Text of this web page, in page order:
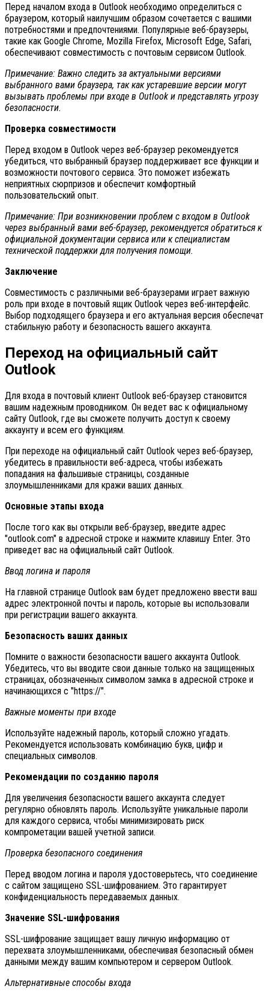
Перед началом входа в Outlook необходимо определиться с
браузером, который наилучшим образом сочетается с вашими
потребностями и предпочтениями. Популярные веб-браузеры,
такие как Google Chrome, Mozilla Firefox, Microsoft Edge, Safari,
обеспечивают совместимость с почтовым сервисом Outlook.
Примечание: Важно следить за актуальными версиями
выбранного вами браузера, так как устаревшие версии могут
вызывать проблемы при входе в Outlook и представлять угрозу
безопасности.
Проверка совместимости
Перед входом в Outlook через веб-браузер рекомендуется
убедиться, что выбранный браузер поддерживает все функции и
возможности почтового сервиса. Это поможет избежать
неприятных сюрпризов и обеспечит комфортный
пользовательский опыт.
Примечание: При возникновении проблем с входом в Outlook
через выбранный вами веб-браузер, рекомендуется обратиться к
официальной документации сервиса или к специалистам
технической поддержки для получения помощи.
Заключение
Совместимость с различными веб-браузерами играет важную
роль при входе в почтовый ящик Outlook через веб-интерфейс.
Выбор подходящего браузера и его актуальная версия обеспечат
стабильную работу и безопасность вашего аккаунта.
Переход на официальный сайт
Outlook
Для входа в почтовый клиент Outlook веб-браузер становится
вашим надежным проводником. Он ведет вас к официальному
сайту Outlook, где вы сможете получить доступ к своему
аккаунту и всем его функциям.
При переходе на официальный сайт Outlook через веб-браузер,
убедитесь в правильности веб-адреса, чтобы избежать
попадания на фальшивые страницы, созданные
злоумышленниками для кражи ваших данных.
Основные этапы входа
После того как вы открыли веб-браузер, введите адрес
"outlook.com" в адресной строке и нажмите клавишу Enter. Это
приведет вас на официальный сайт Outlook.
Ввод логина и пароля
На главной странице Outlook вам будет предложено ввести ваш
адрес электронной почты и пароль, которые вы использовали
при регистрации вашего аккаунта.
Безопасность ваших данных
Помните о важности безопасности вашего аккаунта Outlook.
Убедитесь, что вы вводите свои данные только на защищенных
страницах, обозначенных символом замка в адресной строке и
начинающихся с "https://".
Важные моменты при входе
Используйте надежный пароль, который сложно угадать.
Рекомендуется использовать комбинацию букв, цифр и
специальных символов.
Рекомендации по созданию пароля
Для увеличения безопасности вашего аккаунта следует
регулярно обновлять пароль. Используйте уникальные пароли
для каждого сервиса, чтобы минимизировать риск
компрометации вашей учетной записи.
Проверка безопасного соединения
Перед вводом логина и пароля удостоверьтесь, что соединение
с сайтом защищено SSL-шифрованием. Это гарантирует
конфиденциальность передаваемых данных.
Значение SSL-шифрования
SSL-шифрование защищает вашу личную информацию от
перехвата злоумышленниками, обеспечивая безопасный обмен
данными между вашим компьютером и сервером Outlook.
Альтернативные способы входа